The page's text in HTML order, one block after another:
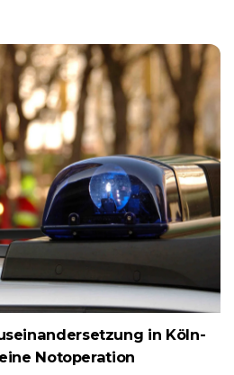
in Köln-
Notoperation